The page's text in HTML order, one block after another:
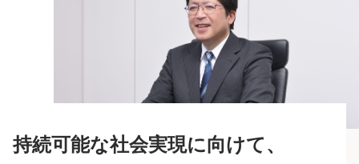
持続可能な社会実現に向けて、